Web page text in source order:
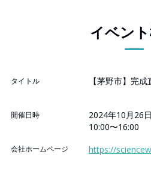
イベン
タイトル 【茅野市】完
開催日時
2024年10月26
10:00〜16:00
会社ホームページ https://